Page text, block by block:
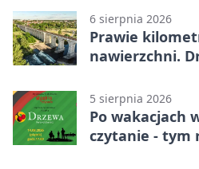
6 sierpnia 2026
Prawie
nawierzchni.
5 sierpnia 2026
Po wakacjach
czytanie - tym